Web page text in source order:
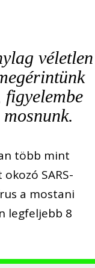
véletlen
több mint
SARS-
a mostani
legfeljebb 8